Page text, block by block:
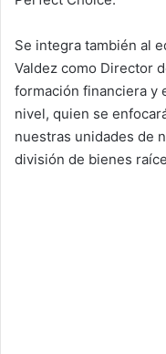
Se integra también al
Valdez como Director
formación financiera y
nivel, quien se
nuestras unidades de
división de bienes